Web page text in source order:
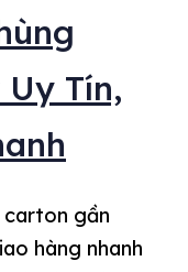
Tín,
carton gần
hàng nhanh